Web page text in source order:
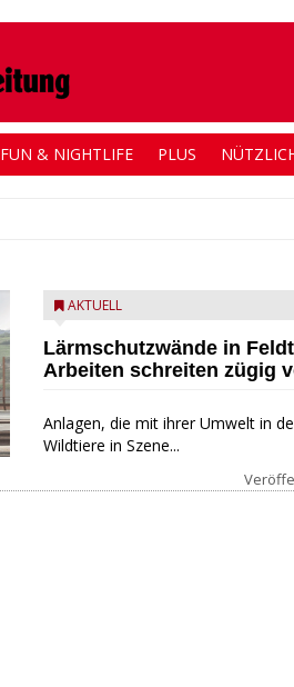
FUN & NIGHTLIFE PLUS
AKTUELL
Lärmschutzwände in
Arbeiten schreiten zügig
Anlagen, die mit ihrer Umwelt in
Wildtiere in Szene...